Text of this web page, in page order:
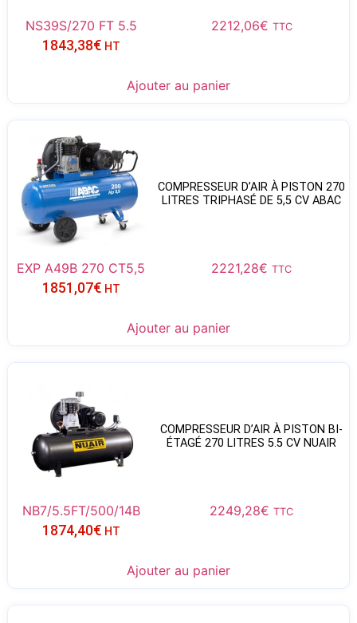
NS39S/270 FT 5.5 2212,06€ TTC
1843,38€ HT
Ajouter au panier
COMPRESSEUR D’AIR À PISTON 270
LITRES TRIPHASÉ DE 5,5 CV ABAC
EXP A49B 270 CT5,5 2221,28€ TTC
1851,07€ HT
Ajouter au panier
COMPRESSEUR D’AIR À PISTON BI-
ÉTAGÉ 270 LITRES 5.5 CV NUAIR
NB7/5.5FT/500/14B 2249,28€ TTC
1874,40€ HT
Ajouter au panier